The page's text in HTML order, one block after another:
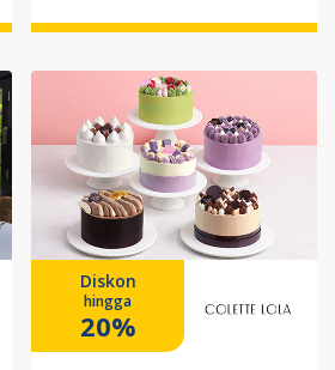
Diskon
hingga
20%